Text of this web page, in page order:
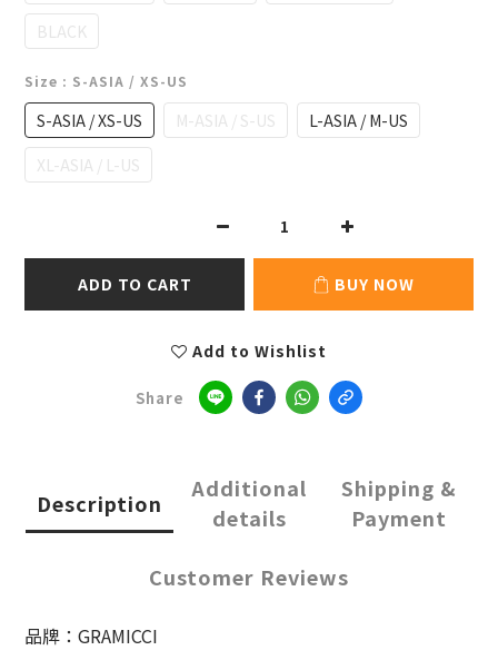
BLACK
Size : S-ASIA / XS-US
S-ASIA / XS-US M-ASIA / S-US
L-ASIA / M-US
XL-ASIA / L-US
ADD TO CART BUY NOW
Add to Wishlist
Share
Description
Additional
details
Shipping &
Payment
Customer Reviews
品牌：GRAMICCI